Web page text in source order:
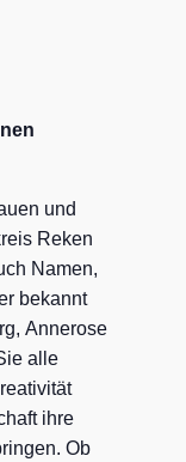
und
Reken
Namen,
bekannt
Annerose
alle
ihre
Ob